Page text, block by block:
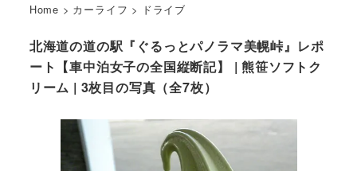
Home > カーライフ > ドライブ
北海道の道の駅『ぐるっとパノラマ美幌峠』レポ
ート【車中泊女子の全国縦断記】 | 熊笹ソフトク
リーム | 3枚目の写真（全7枚）